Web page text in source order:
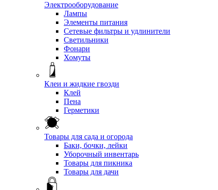
Электрооборудование
Лампы
Элементы питания
Сетевые фильтры и удлинители
Светильники
Фонари
Хомуты
Клеи и жидкие гвозди
Клей
Пена
Герметики
Товары для сада и огорода
Баки, бочки, лейки
Уборочный инвентарь
Товары для пикника
Товары для дачи